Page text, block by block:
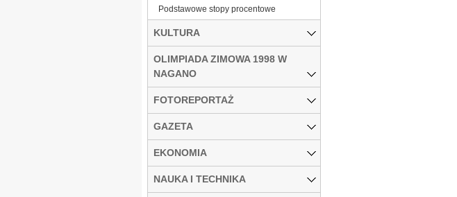
Podstawowe stopy procentowe
KULTURA
OLIMPIADA ZIMOWA 1998 W
NAGANO
FOTOREPORTAŻ
GAZETA
EKONOMIA
NAUKA I TECHNIKA